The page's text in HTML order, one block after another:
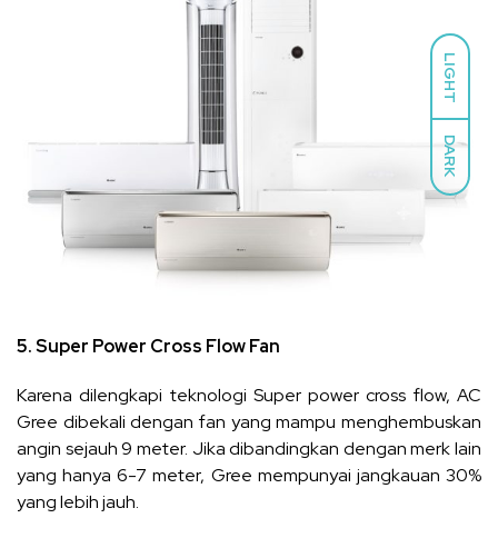
LIGHT
DARK
5. Super Power Cross Flow Fan
Karena dilengkapi teknologi Super power cross flow, AC
Gree dibekali dengan fan yang mampu menghembuskan
angin sejauh 9 meter. Jika dibandingkan dengan merk lain
yang hanya 6-7 meter, Gree mempunyai jangkauan 30%
yang lebih jauh.